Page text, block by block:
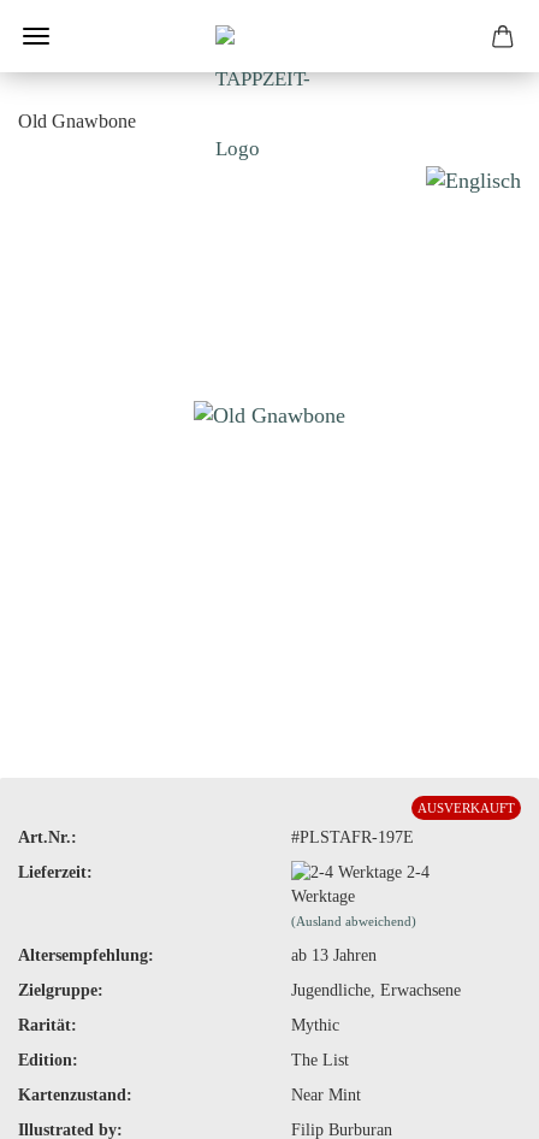
Old Gnawbone
AUSVERKAUFT
Art.Nr.:
#PLSTAFR-197E
Lieferzeit:
2-4
Werktage
(Ausland abweichend)
Altersempfehlung:
ab 13 Jahren
Zielgruppe:
Jugendliche, Erwachsene
Rarität:
Mythic
Edition:
The List
Kartenzustand:
Near Mint
Illustrated by:
Filip Burburan